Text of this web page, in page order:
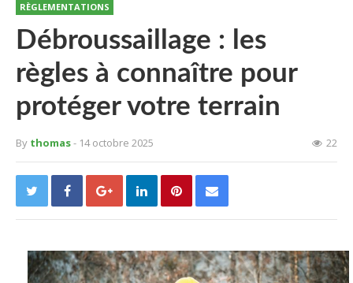
RÈGLEMENTATIONS
Débroussaillage : les
règles à connaître pour
protéger votre terrain
By thomas- 14 octobre 2025 22